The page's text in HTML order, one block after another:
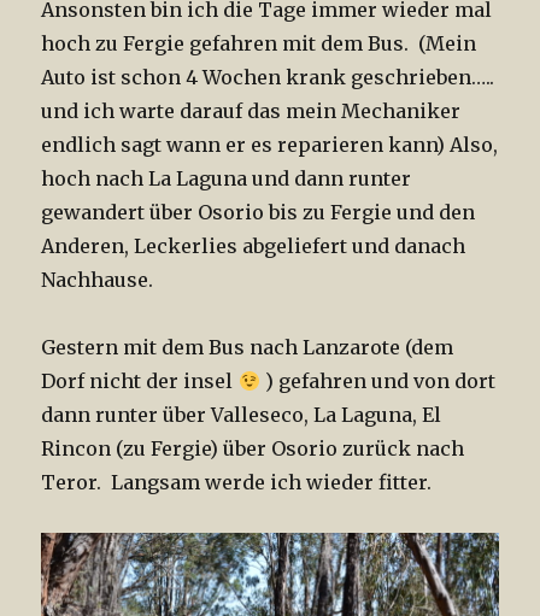
Ansonsten bin ich die Tage immer wieder mal
hoch zu Fergie gefahren mit dem Bus. (Mein
Auto ist schon 4 Wochen krank geschrieben…..
und ich warte darauf das mein Mechaniker
endlich sagt wann er es reparieren kann) Also,
hoch nach La Laguna und dann runter
gewandert über Osorio bis zu Fergie und den
Anderen, Leckerlies abgeliefert und danach
Nachhause.
Gestern mit dem Bus nach Lanzarote (dem
Dorf nicht der insel
) gefahren und von dort
dann runter über Valleseco, La Laguna, El
Rincon (zu Fergie) über Osorio zurück nach
Teror. Langsam werde ich wieder fitter.